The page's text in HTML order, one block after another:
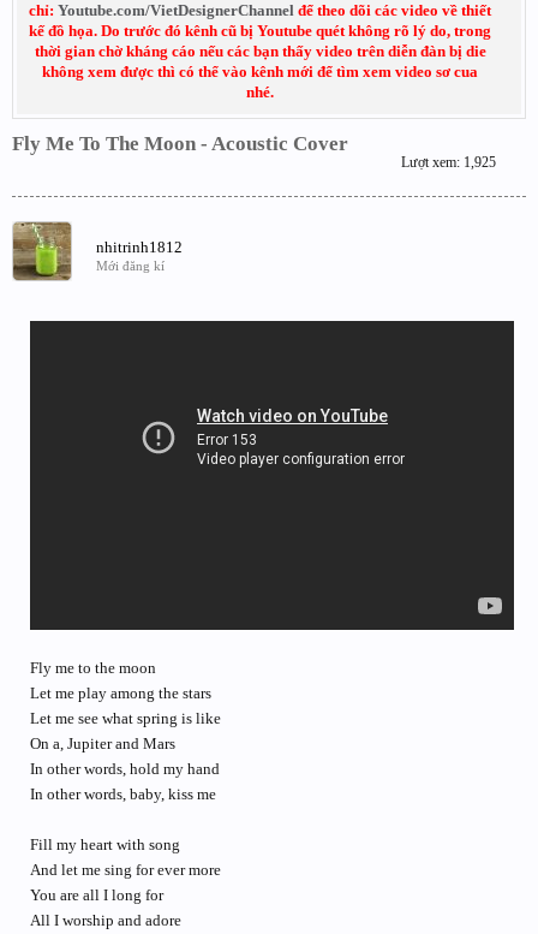
chỉ: Youtube.com/VietDesignerChannel để theo dõi các video về thiết
kế đồ họa. Do trước đó kênh cũ bị Youtube quét không rõ lý do, trong
thời gian chờ kháng cáo nếu các bạn thấy video trên diễn đàn bị die
không xem được thì có thể vào kênh mới để tìm xem video sơ cua
nhé.
Fly Me To The Moon - Acoustic Cover
Lượt xem: 1,925
nhitrinh1812
Mới đăng kí
Fly me to the moon
Let me play among the stars
Let me see what spring is like
On a, Jupiter and Mars
In other words, hold my hand
In other words, baby, kiss me
Fill my heart with song
And let me sing for ever more
You are all I long for
All I worship and adore